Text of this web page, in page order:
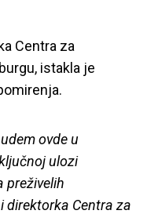
Centra za
istakla je
ovde u
ulozi
preživelih
direktorka Centra za